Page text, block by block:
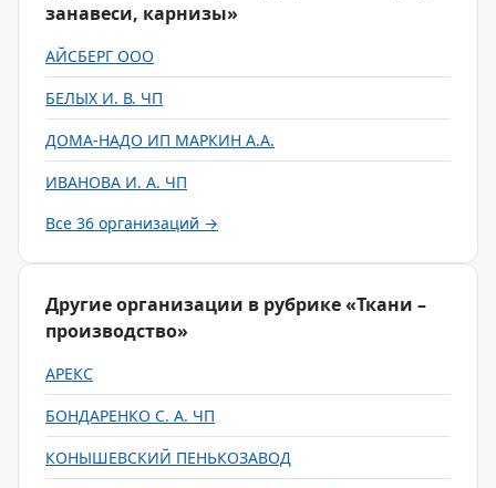
занавеси, карнизы»
АЙСБЕРГ ООО
БЕЛЫХ И. В. ЧП
ДОМА-НАДО ИП МАРКИН А.А.
ИВАНОВА И. А. ЧП
Все 36 организаций →
Другие организации в рубрике «Ткани –
производство»
АРЕКС
БОНДАРЕНКО С. А. ЧП
КОНЫШЕВСКИЙ ПЕНЬКОЗАВОД